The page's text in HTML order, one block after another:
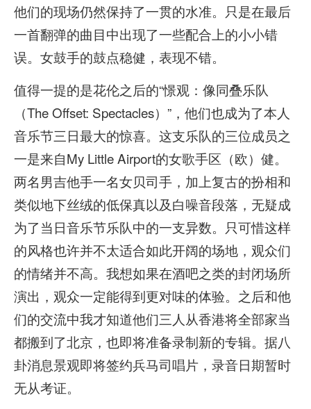
他们的现场仍然保持了一贯的水准。只是在最后
一首翻弹的曲目中出现了一些配合上的小小错
误。女鼓手的鼓点稳健，表现不错。
值得一提的是花伦之后的“憬观：像同叠乐队
（The Offset: Spectacles）”，他们也成为了本人
音乐节三日最大的惊喜。这支乐队的三位成员之
一是来自My Little Airport的女歌手区（欧）健。
两名男吉他手一名女贝司手，加上复古的扮相和
类似地下丝绒的低保真以及白噪音段落，无疑成
为了当日音乐节乐队中的一支异数。只可惜这样
的风格也许并不太适合如此开阔的场地，观众们
的情绪并不高。我想如果在酒吧之类的封闭场所
演出，观众一定能得到更对味的体验。之后和他
们的交流中我才知道他们三人从香港将全部家当
都搬到了北京，也即将准备录制新的专辑。据八
卦消息景观即将签约兵马司唱片，录音日期暂时
无从考证。